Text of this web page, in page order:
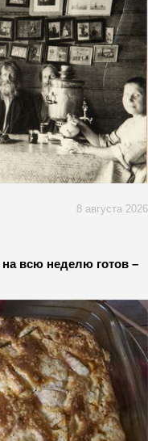
8 августа 2026
всю неделю готов –